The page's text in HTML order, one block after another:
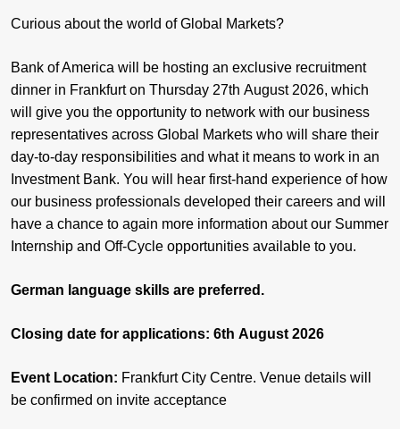
Curious about the world of Global Markets?
Bank of America will be hosting an exclusive recruitment
dinner in Frankfurt on Thursday 27th August 2026, which
will give you the opportunity to network with our business
representatives across Global Markets who will share their
day-to-day responsibilities and what it means to work in an
Investment Bank. You will hear first-hand experience of how
our business professionals developed their careers and will
have a chance to again more information about our Summer
Internship and Off-Cycle opportunities available to you.
German language skills are preferred.
Closing date for applications: 6th August 2026
Event Location: Frankfurt City Centre. Venue details will
be confirmed on invite acceptance